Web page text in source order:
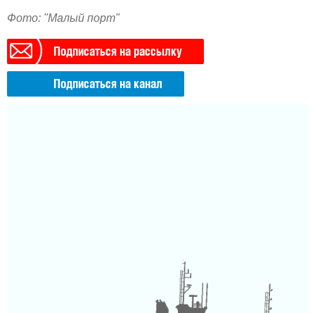
Фото: "Малый порт"
Подписаться на рассылку
Подписаться на канал